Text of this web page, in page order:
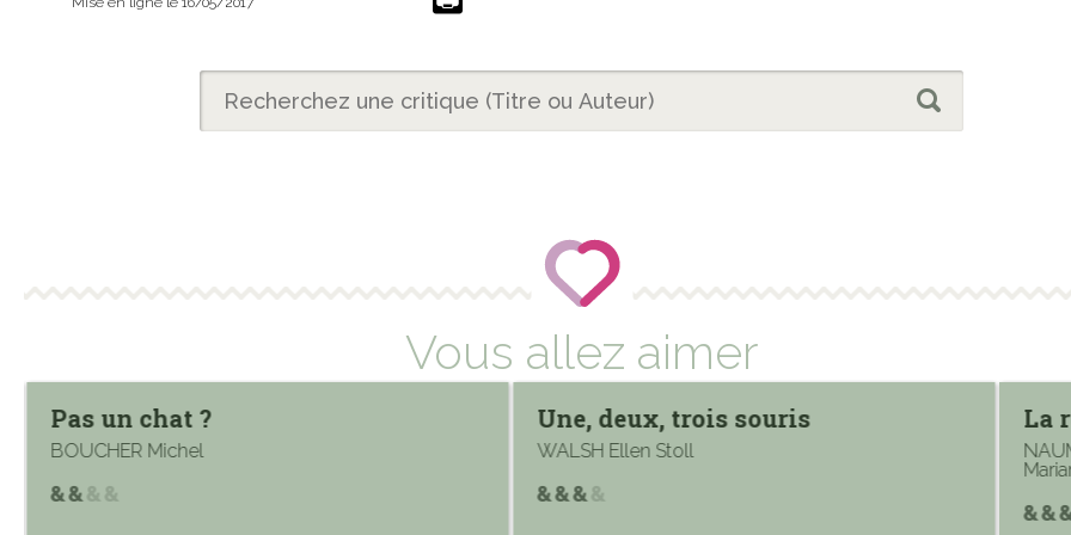
Vous allez aimer
Pas un chat ?
BOUCHER Michel
Une, deux, trois souris
WALSH Ellen Stoll
La